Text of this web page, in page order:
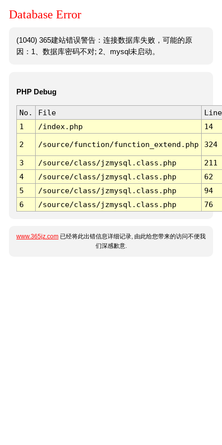
Database Error
(1040) 365建站错误警告：连接数据库失败，可能的原
因：1、数据库密码不对; 2、mysql未启动。
PHP Debug
No. File
Line
1
/index.php 14
2 /source/function/function_extend.php 324
3 /source/class/jzmysql.class.php
211
4
/source/class/jzmysql.class.php
62
5
/source/class/jzmysql.class.php
94
6
/source/class/jzmysql.class.php 76
www.365jz.com 已经将此出错信息详细记录, 由此给您带来的访问不便我
们深感歉意.